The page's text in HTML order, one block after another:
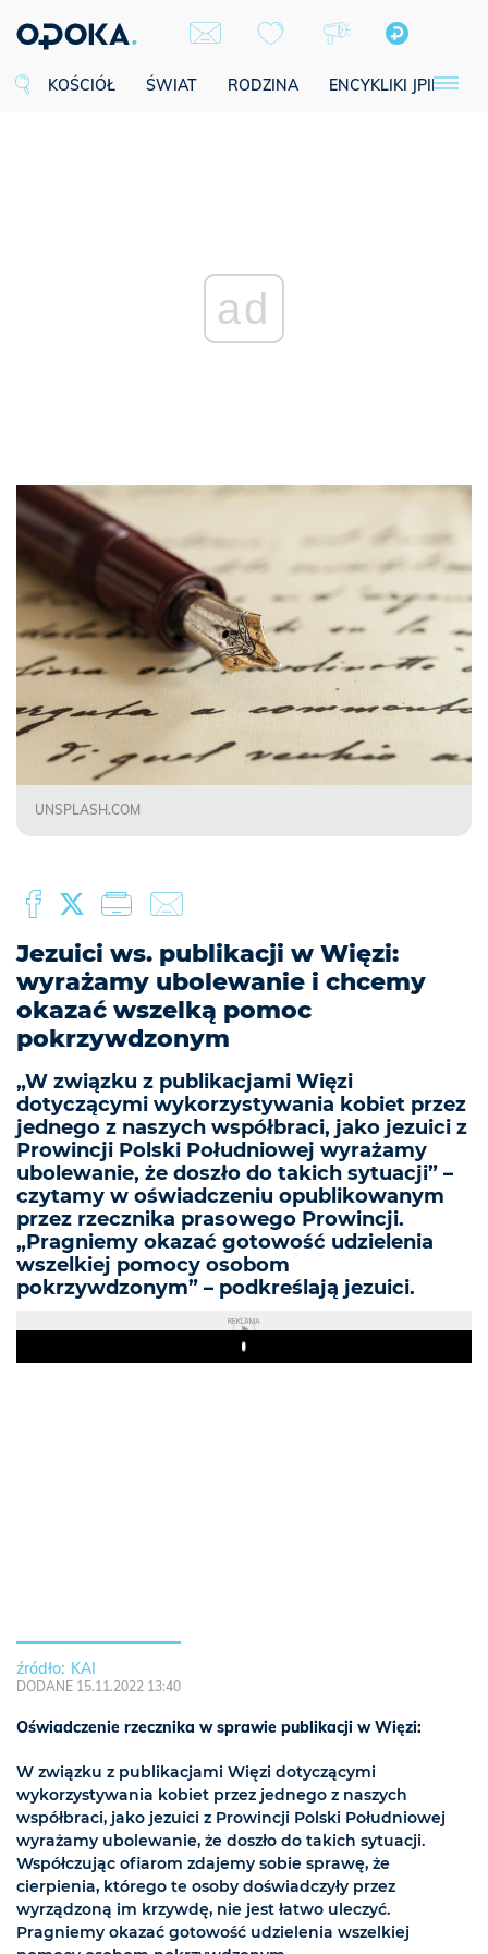
KOŚCIÓŁ ŚWIAT RODZINA ENCYKLIKI JPII
ad
UNSPLASH.COM
Jezuici ws. publikacji w Więzi:
wyrażamy ubolewanie i chcemy
okazać wszelką pomoc
pokrzywdzonym
„W związku z publikacjami Więzi
dotyczącymi wykorzystywania kobiet przez
jednego z naszych współbraci, jako jezuici z
Prowincji Polski Południowej wyrażamy
ubolewanie, że doszło do takich sytuacji” –
czytamy w oświadczeniu opublikowanym
przez rzecznika prasowego Prowincji.
„Pragniemy okazać gotowość udzielenia
wszelkiej pomocy osobom
pokrzywdzonym” – podkreślają jezuici.
REKLAMA
Play
KAI
DODANE 15.11.2022 13:40
Oświadczenie rzecznika w sprawie publikacji w Więzi:
W związku z publikacjami Więzi dotyczącymi
wykorzystywania kobiet przez jednego z naszych
współbraci, jako jezuici z Prowincji Polski Południowej
wyrażamy ubolewanie, że doszło do takich sytuacji.
Współczując ofiarom zdajemy sobie sprawę, że
cierpienia, którego te osoby doświadczyły przez
wyrządzoną im krzywdę, nie jest łatwo uleczyć.
Pragniemy okazać gotowość udzielenia wszelkiej